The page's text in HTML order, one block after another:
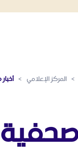
-
> المركز الإعلامي >
صحفية